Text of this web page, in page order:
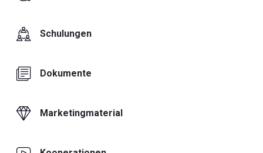
Schulungen
Dokumente
Marketingmaterial